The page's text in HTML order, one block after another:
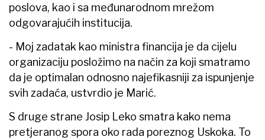
poslova, kao i sa međunarodnom mrežom
odgovarajućih institucija.
- Moj zadatak kao ministra financija je da cijelu
organizaciju posložimo na način za koji smatramo
da je optimalan odnosno najefikasniji za ispunjenje
svih zadaća, ustvrdio je Marić.
S druge strane Josip Leko smatra kako nema
pretjeranog spora oko rada poreznog Uskoka. To